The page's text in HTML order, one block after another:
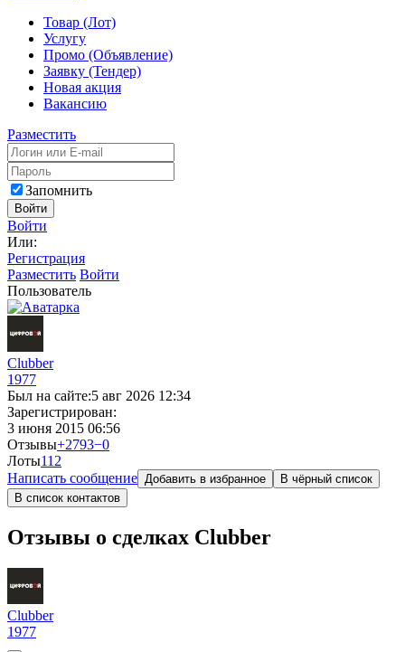
Товар (Лот)
Услугу
Промо (Объявление)
Заявку (Тендер)
Новая акция
Вакансию
Разместить
Запомнить
Войти
Войти
Или:
Регистрация
Разместить Войти
Пользователь
Сlubber
1977
Был на сайте:5 авг 2026 12:34
Зарегистрирован:
3 июня 2015 06:56
Отзывы+2793−0
Лоты112
Написать сообщение Добавить в избранное
В чёрный список
В список контактов
Отзывы о сделках Сlubber
Сlubber
1977